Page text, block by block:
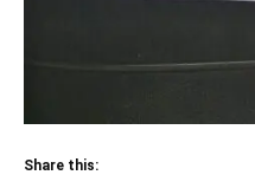
Share this: